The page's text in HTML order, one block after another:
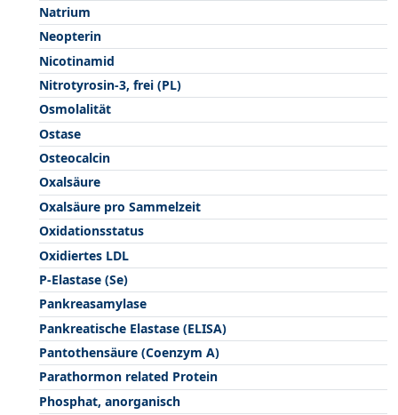
Natrium
Neopterin
Nicotinamid
Nitrotyrosin-3, frei (PL)
Osmolalität
Ostase
Osteocalcin
Oxalsäure
Oxalsäure pro Sammelzeit
Oxidationsstatus
Oxidiertes LDL
P-Elastase (Se)
Pankreasamylase
Pankreatische Elastase (ELISA)
Pantothensäure (Coenzym A)
Parathormon related Protein
Phosphat, anorganisch